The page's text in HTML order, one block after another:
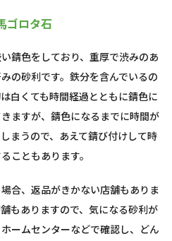
ゴロタ石
錆色をしており、重厚で渋みのあ
の砂利です。鉄分を含んでいるの
白くても時間経過とともに錆色に
ますが、錆色になるまでに時間が
まうので、あえて錆び付けして時
こともあります。
合、返品がきかない店舗もありま
もありますので、気になる砂利が
ームセンターなどで確認し、どん